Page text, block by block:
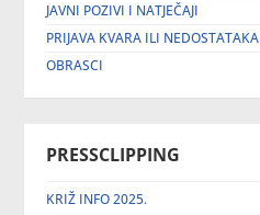
JAVNI POZIVI I NATJEČAJI
PRIJAVA KVARA ILI NEDOSTATAKA
OBRASCI
PRESSCLIPPING
KRIŽ INFO 2025.